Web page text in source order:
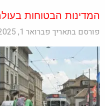
המדינות הבטוחות בעולם
פורסם בתאריך פברואר 1, 2025 ע"י